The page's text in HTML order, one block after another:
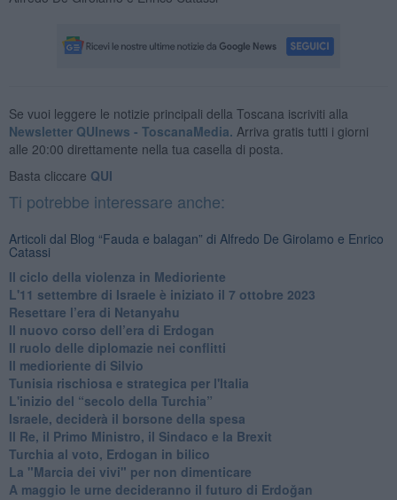
Se vuoi leggere le notizie principali della Toscana iscriviti alla
Newsletter QUInews - ToscanaMedia. Arriva gratis tutti i giorni
alle 20:00 direttamente nella tua casella di posta.
Basta cliccare QUI
Ti potrebbe interessare anche:
Articoli dal Blog “Fauda e balagan” di Alfredo De Girolamo e Enrico
Catassi
Il ciclo della violenza in Medioriente
L'11 settembre di Israele è iniziato il 7 ottobre 2023
Resettare l’era di Netanyahu
​Il nuovo corso dell’era di Erdogan
Il ruolo delle diplomazie nei conflitti
Il medioriente di Silvio
Tunisia rischiosa e strategica per l'Italia
L'inizio del “secolo della Turchia”
Israele, deciderà il borsone della spesa
Il Re, il Primo Ministro, il Sindaco e la Brexit
Turchia al voto, Erdogan in bilico
La "Marcia dei vivi" per non dimenticare
A maggio le urne decideranno il futuro di Erdoğan